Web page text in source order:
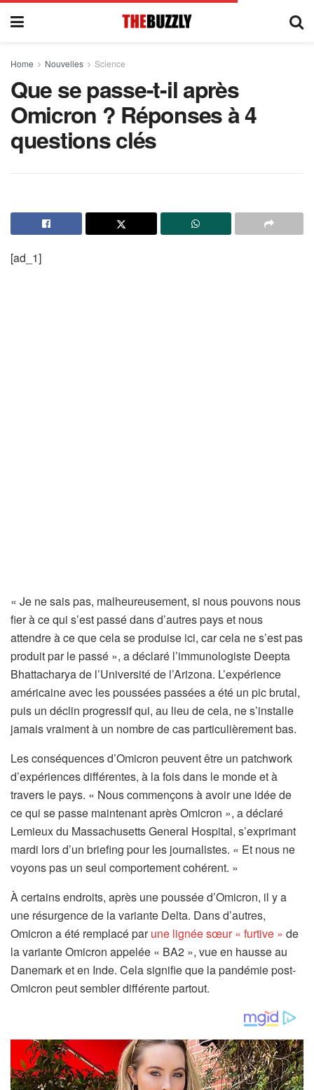
Home Nouvelles Science
Que se passe-t-il après
Omicron ? Réponses à 4
questions clés
[ad_1]
« Je ne sais pas, malheureusement, si nous pouvons nous
fier à ce qui s’est passé dans d’autres pays et nous
attendre à ce que cela se produise ici, car cela ne s’est pas
produit par le passé », a déclaré l’immunologiste Deepta
Bhattacharya de l’Université de l’Arizona. L’expérience
américaine avec les poussées passées a été un pic brutal,
puis un déclin progressif qui, au lieu de cela, ne s’installe
jamais vraiment à un nombre de cas particulièrement bas.
Les conséquences d’Omicron peuvent être un patchwork
d’expériences différentes, à la fois dans le monde et à
travers le pays. « Nous commençons à avoir une idée de
ce qui se passe maintenant après Omicron », a déclaré
Lemieux du Massachusetts General Hospital, s’exprimant
mardi lors d’un briefing pour les journalistes. « Et nous ne
voyons pas un seul comportement cohérent. »
À certains endroits, après une poussée d’Omicron, il y a
une résurgence de la variante Delta. Dans d’autres,
Omicron a été remplacé parune lignée sœur « furtive » de
la variante Omicron appelée « BA2 », vue en hausse au
Danemark et en Inde. Cela signifie que la pandémie post-
Omicron peut sembler différente partout.